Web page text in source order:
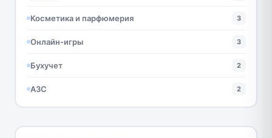
Косметика и парфюмерия 3
Онлайн-игры 3
Бухучет 2
АЗС 2